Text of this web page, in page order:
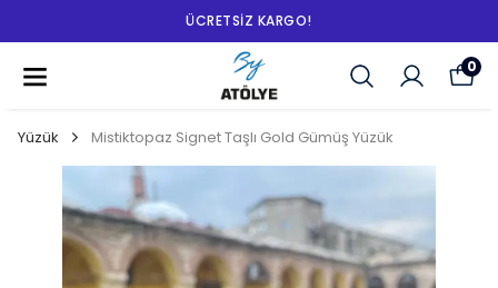
ÜCRETSIZ KARGO!
0
Yüzük Mistiktopaz Signet Taşlı Gold Gümüş Yüzük